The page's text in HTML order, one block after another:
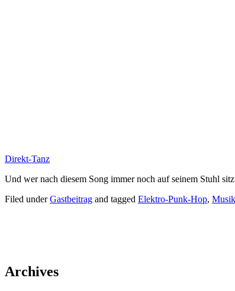
Direkt-Tanz
Und wer nach diesem Song immer noch auf seinem Stuhl
Filed underGastbeitrag and tagged Elektro-Punk-Hop, Musik
Archives